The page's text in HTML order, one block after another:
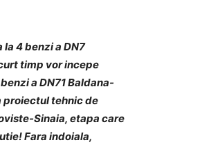
4 benzi a DN7
timp vor incepe
a DN71 Baldana-
proiectul tehnic de
Sinaia, etapa care
Fara indoiala,